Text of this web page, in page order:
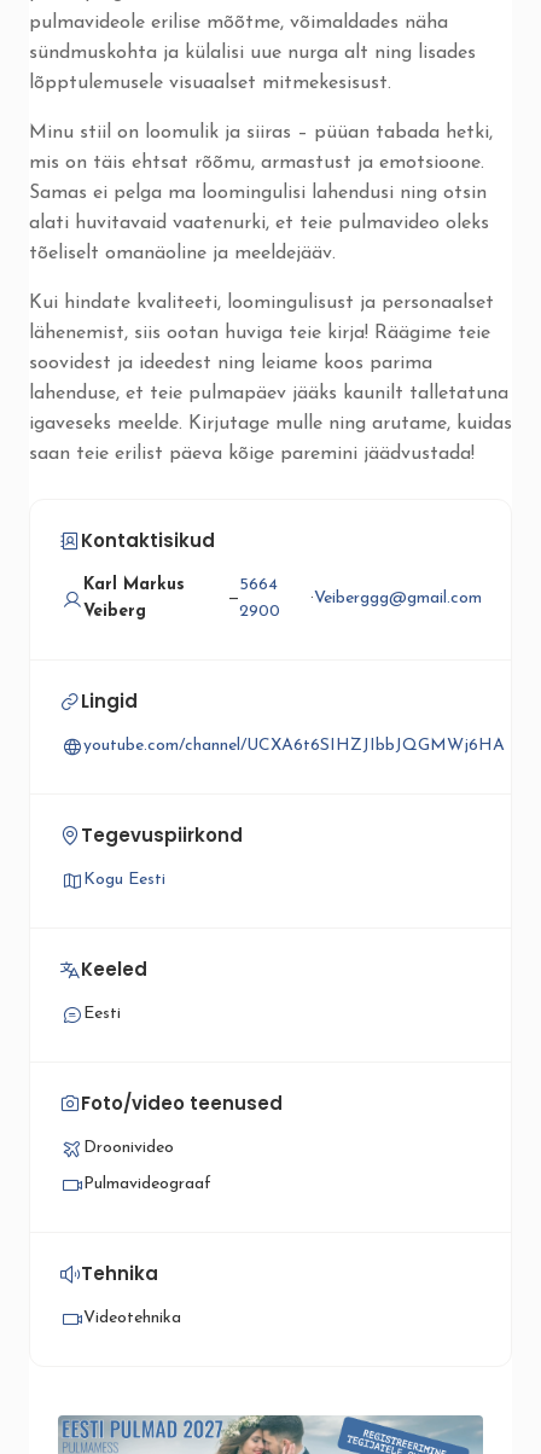
pulmavideole erilise mõõtme, võimaldades näha
sündmuskohta ja külalisi uue nurga alt ning lisades
lõpptulemusele visuaalset mitmekesisust.
Minu stiil on loomulik ja siiras – püüan tabada hetki,
mis on täis ehtsat rõõmu, armastust ja emotsioone.
Samas ei pelga ma loomingulisi lahendusi ning otsin
alati huvitavaid vaatenurki, et teie pulmavideo oleks
tõeliselt omanäoline ja meeldejääv.
Kui hindate kvaliteeti, loomingulisust ja personaalset
lähenemist, siis ootan huviga teie kirja! Räägime teie
soovidest ja ideedest ning leiame koos parima
lahenduse, et teie pulmapäev jääks kaunilt talletatuna
igaveseks meelde. Kirjutage mulle ning arutame, kuidas
saan teie erilist päeva kõige paremini jäädvustada!
Kontaktisikud
Karl Markus
Veiberg
—
5664
2900
·Veiberggg@gmail.com
Lingid
youtube.com/channel/UCXA6t6SIHZJIbbJQGMWj6HA
Tegevuspiirkond
Kogu Eesti
Keeled
Eesti
Foto/video teenused
Droonivideo
Pulmavideograaf
Tehnika
Videotehnika